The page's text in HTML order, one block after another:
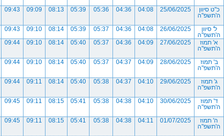
כ"ט סיוון
ה'תשפ"ה
25/06/2025
04:08
04:36
05:36
05:39
08:13
09:09
09:43
ל' סיוון
ה'תשפ"ה
26/06/2025
04:08
04:36
05:37
05:39
08:14
09:10
09:43
א' תמוז
ה'תשפ"ה
27/06/2025
04:09
04:36
05:37
05:40
08:14
09:10
09:44
ב' תמוז
ה'תשפ"ה
28/06/2025
04:09
04:37
05:37
05:40
08:14
09:10
09:44
ג' תמוז
ה'תשפ"ה
29/06/2025
04:10
04:37
05:38
05:40
08:14
09:11
09:44
ד' תמוז
ה'תשפ"ה
30/06/2025
04:10
04:38
05:38
05:41
08:15
09:11
09:45
ה' תמוז
ה'תשפ"ה
01/07/2025
04:11
04:38
05:38
05:41
08:15
09:11
09:45